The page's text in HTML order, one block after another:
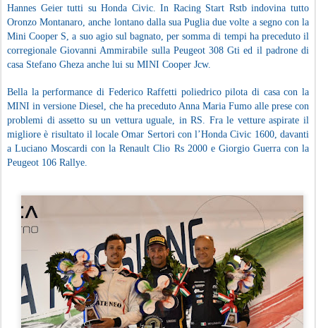
Hannes Geier tutti su Honda Civic. In Racing Start Rstb indovina tutto
Oronzo Montanaro, anche lontano dalla sua Puglia due volte a segno con la
Mini Cooper S, a suo agio sul bagnato, per somma di tempi ha preceduto il
corregionale Giovanni Ammirabile sulla Peugeot 308 Gti ed il padrone di
casa Stefano Gheza anche lui su MINI Cooper Jcw.
Bella la performance di Federico Raffetti poliedrico pilota di casa con la
MINI in versione Diesel, che ha preceduto Anna Maria Fumo alle prese con
problemi di assetto su un vettura uguale, in RS. Fra le vetture aspirate il
migliore è risultato il locale Omar Sertori con l’Honda Civic 1600, davanti
a Luciano Moscardi con la Renault Clio Rs 2000 e Giorgio Guerra con la
Peugeot 106 Rallye.